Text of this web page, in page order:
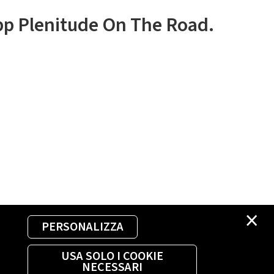
×
PERSONALIZZA
USA SOLO I COOKIE
NECESSARI
Plenitude On The Road.